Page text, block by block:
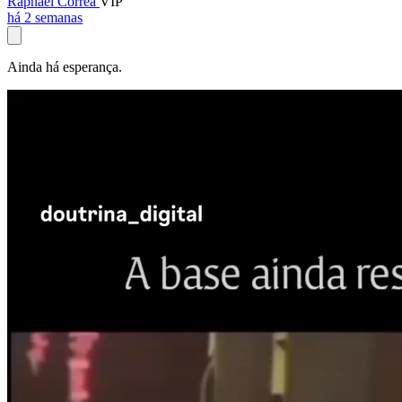
há 2 semanas
Ainda há esperança.